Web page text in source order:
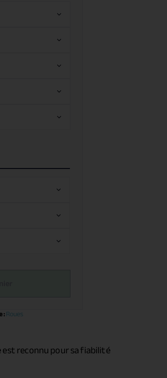
:Roues
est reconnu pour sa fiabilité